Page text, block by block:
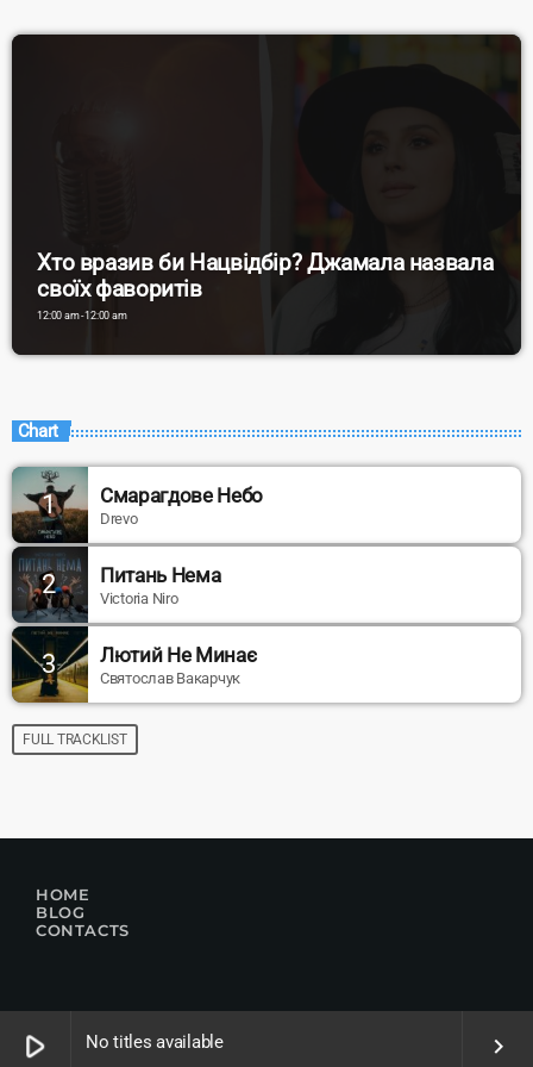
play_arrow No titles available keyboard_arrow_right
Хто вразив би Нацвідбір? Джамала назвала
своїх фаворитів
12:00 am - 12:00 am
Chart
1 Смарагдове Небо
Drevo
2 Питань Нема
Victoria Niro
3 Лютий Не Минає
Святослав Вакарчук
FULL TRACKLIST
HOME
BLOG
CONTACTS